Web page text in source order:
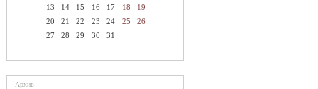
13
14 15 16 17 18
19
20
21 22 23 24 25
26
27
28 29 30 31
Архив